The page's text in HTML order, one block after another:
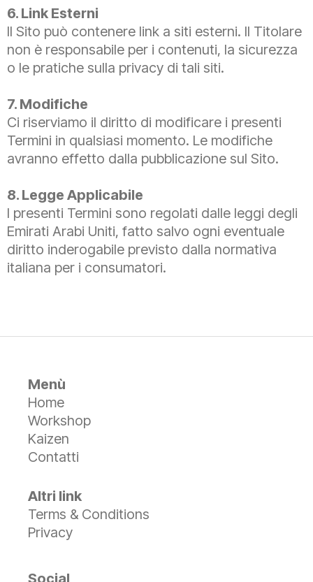
6. Link Esterni
Il Sito può contenere link a siti esterni. Il Titolare
non è responsabile per i contenuti, la sicurezza
o le pratiche sulla privacy di tali siti.
7. Modifiche
Ci riserviamo il diritto di modificare i presenti
Termini in qualsiasi momento. Le modifiche
avranno effetto dalla pubblicazione sul Sito.
8. Legge Applicabile
I presenti Termini sono regolati dalle leggi degli
Emirati Arabi Uniti, fatto salvo ogni eventuale
diritto inderogabile previsto dalla normativa
italiana per i consumatori.
Menù
Home
Workshop
Kaizen
Contatti
Altri link
Terms & Conditions
Privacy
Social